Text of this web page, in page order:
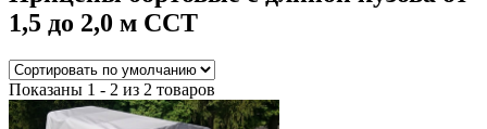
1,5 до 2,0 м ССТ
Показаны 1 - 2 из 2 товаров